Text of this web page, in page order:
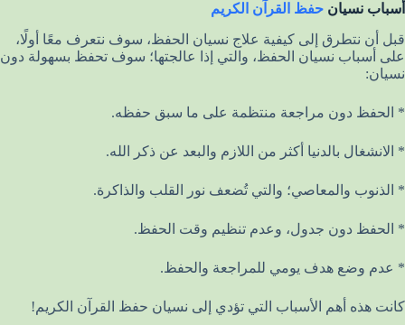
أسباب نسيان حفظ القرآن الكريم
قبل أن نتطرق إلى كيفية علاج نسيان الحفظ، سوف نتعرف معًا أولًا،
على أسباب نسيان الحفظ، والتي إذا عالجتها؛ سوف تحفظ بسهولة دون
نسيان:
* الحفظ دون مراجعة منتظمة على ما سبق حفظه.
* الانشغال بالدنيا أكثر من اللازم والبعد عن ذكر الله.
* الذنوب والمعاصي؛ والتي تُضعف نور القلب والذاكرة.
* الحفظ دون جدول، وعدم تنظيم وقت الحفظ.
* عدم وضع هدف يومي للمراجعة والحفظ.
كانت هذه أهم الأسباب التي تؤدي إلى نسيان حفظ القرآن الكريم!